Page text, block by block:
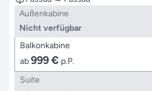
Außenkabine
Nicht verfügbar
Balkonkabine
ab999 € p.P.
Suite